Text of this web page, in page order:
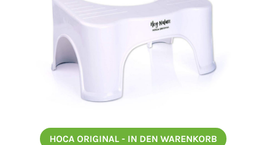
HOCA ORIGINAL - IN DEN WARENKORB